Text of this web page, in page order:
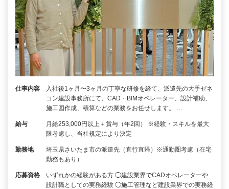
仕事内容
入社後1ヶ月〜3ヶ月の丁寧な研修を経て、派遣先の大手ゼネ
コン建設事務所にて、CAD・BIMオペレーター、設計補助、
施工図作成、積算などの業務をお任せします。 …
給与
月給253,000円以上＋賞与（年2回） ※経験・スキルを最大
限考慮し、当社規定により決定
勤務地
埼玉県さいたま市の派遣先（直行直帰）※通勤圏考慮（在宅
勤務もあり）
応募資格
いずれかの経験がある方 ◯建設業界でCADオペレーターや
設計職としての実務経験 ◯施工管理など建設業界での実務経